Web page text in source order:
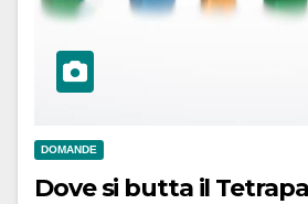
DOMANDE
Dove si butta il